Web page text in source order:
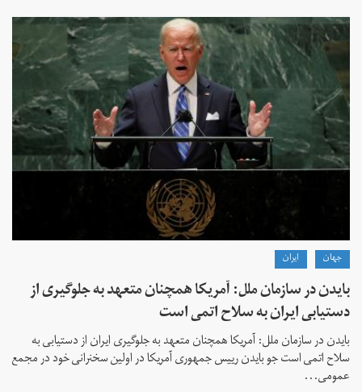
جهان ايران
بایدن در سازمان ملل: آمریکا همچنان متعهد به جلوگیری از
دستیابی ایران به سلاح اتمی است
بایدن در سازمان ملل: آمریکا همچنان متعهد به جلوگیری ایران از دستیابی به
سلاح اتمی است جو بایدن رییس جمهوری آمریکا در اولین سخنرانی خود در مجمع
عمومی...